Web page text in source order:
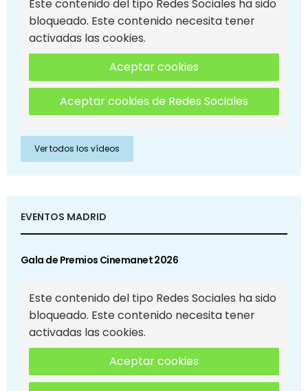
Este contenido del tipo Redes Sociales ha sido
bloqueado. Este contenido necesita tener
activadas las cookies.
Aceptar cookies
Aceptar cookies de Redes Sociales
Ver todos los vídeos
EVENTOS MADRID
Gala de Premios Cinemanet 2026
Este contenido del tipo Redes Sociales ha sido
bloqueado. Este contenido necesita tener
activadas las cookies.
Aceptar cookies